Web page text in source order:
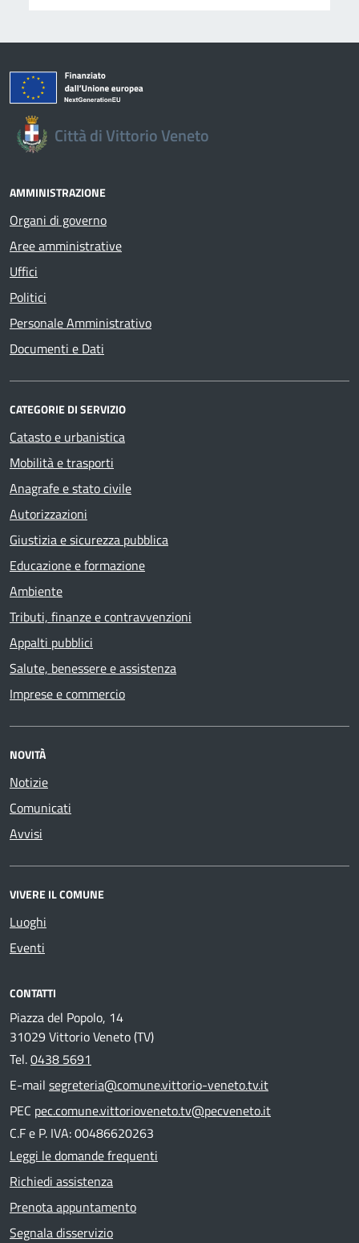
Città di Vittorio Veneto
AMMINISTRAZIONE
Organi di governo
Aree amministrative
Uffici
Politici
Personale Amministrativo
Documenti e Dati
CATEGORIE DI SERVIZIO
Catasto e urbanistica
Mobilità e trasporti
Anagrafe e stato civile
Autorizzazioni
Giustizia e sicurezza pubblica
Educazione e formazione
Ambiente
Tributi, finanze e contravvenzioni
Appalti pubblici
Salute, benessere e assistenza
Imprese e commercio
NOVITÀ
Notizie
Comunicati
Avvisi
VIVERE IL COMUNE
Luoghi
Eventi
CONTATTI
Piazza del Popolo, 14
31029 Vittorio Veneto (TV)
Tel.0438 5691
E-mail segreteria@comune.vittorio-veneto.tv.it
PEC pec.comune.vittorioveneto.tv@pecveneto.it
C.F e P. IVA: 00486620263
Leggi le domande frequenti
Richiedi assistenza
Prenota appuntamento
Segnala disservizio